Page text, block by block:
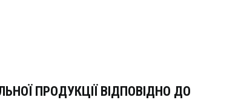
ПРОДУКЦІЇ ВІДПОВІДНО ДО